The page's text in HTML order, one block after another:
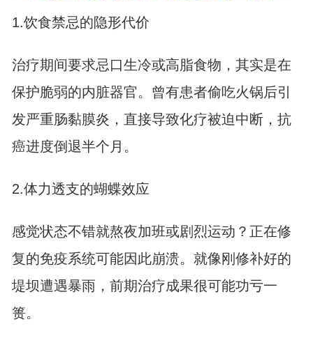
1.饮食禁忌的隐形代价
治疗期间要求忌口生冷或高脂食物，其实是在
保护脆弱的内脏器官。曾有患者偷吃火锅后引
发严重肠黏膜炎，直接导致化疗被迫中断，抗
癌进度倒退半个月。
2.体力透支的蝴蝶效应
感觉状态不错就熬夜加班或剧烈运动？正在修
复的免疫系统可能因此崩溃。就像刚修补好的
堤坝遭遇暴雨，前期治疗成果很可能功亏一
篑。